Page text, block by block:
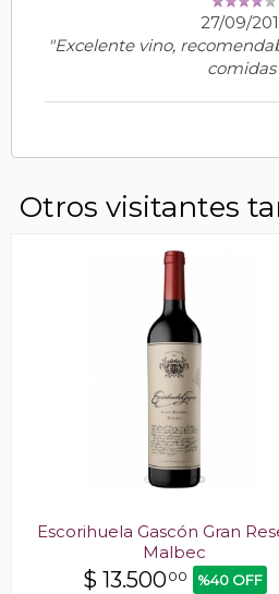
27/09/
"Excelente vino,
Otros visitantes
Escorihuela Gascón Gran
Malbec
$ 13.50000 %40 OFF